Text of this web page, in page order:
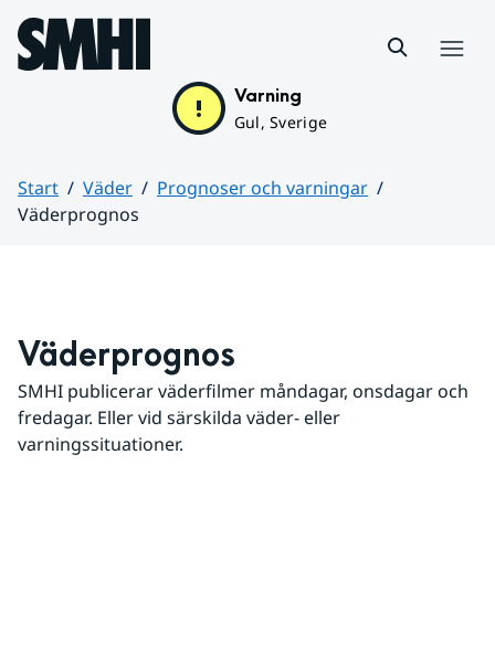
Hoppa till sidans innehåll
Varning
Gul, Sverige
Start Väder
Prognoser och varningar
Väderprognos
Väderprognos
SMHI publicerar väderfilmer måndagar, onsdagar och
fredagar. Eller vid särskilda väder- eller
varningssituationer.